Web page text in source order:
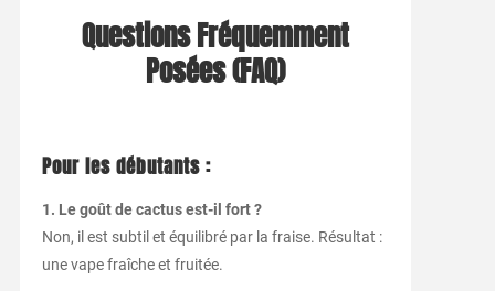
Questions Fréquemment
Posées (FAQ)
Pour les débutants :
1. Le goût de cactus est-il fort ?
Non, il est subtil et équilibré par la fraise. Résultat :
une vape fraîche et fruitée.